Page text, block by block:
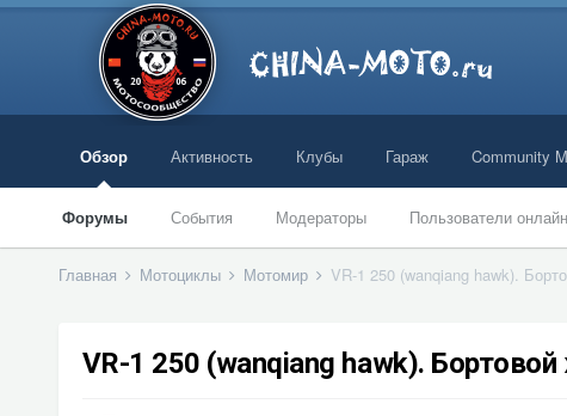
Обзор
Форумы События Модераторы Пользователи онлайн
Активность Клубы Гараж Community
Главная Мотоциклы Мотомир VR-1 250 (wanqiang hawk).
VR-1 250 (wanqiang hawk).